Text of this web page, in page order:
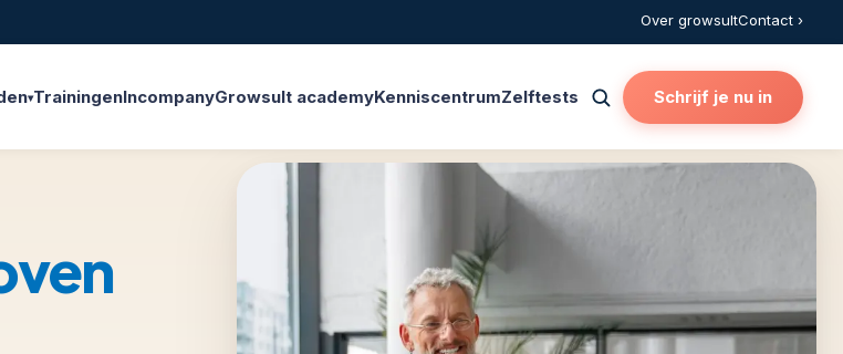
Over growsultContact ›
▾TrainingenIncompanyGrowsult academyKenniscentrumZelftests Schrijf je nu in